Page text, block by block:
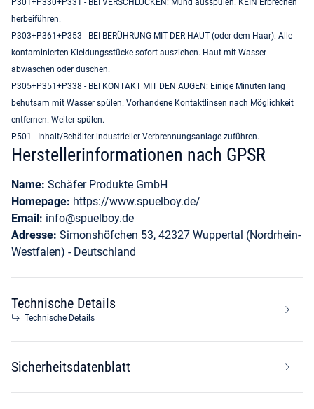
P301+P330+P331 - BEI VERSCHLUCKEN: Mund ausspülen. KEIN Erbrechen
herbeiführen.
P303+P361+P353 - BEI BERÜHRUNG MIT DER HAUT (oder dem Haar): Alle
kontaminierten Kleidungsstücke sofort ausziehen. Haut mit Wasser
abwaschen oder duschen.
P305+P351+P338 - BEI KONTAKT MIT DEN AUGEN: Einige Minuten lang
behutsam mit Wasser spülen. Vorhandene Kontaktlinsen nach Möglichkeit
entfernen. Weiter spülen.
P501 - Inhalt/Behälter industrieller Verbrennungsanlage zuführen.
Herstellerinformationen nach GPSR
Name: Schäfer Produkte GmbH
Homepage: https://www.spuelboy.de/
Email: info@spuelboy.de
Adresse: Simonshöfchen 53, 42327 Wuppertal (Nordrhein-
Westfalen) - Deutschland
Technische Details
Technische Details
Sicherheitsdatenblatt